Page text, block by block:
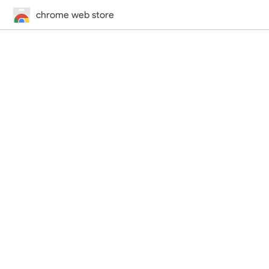
chrome web store